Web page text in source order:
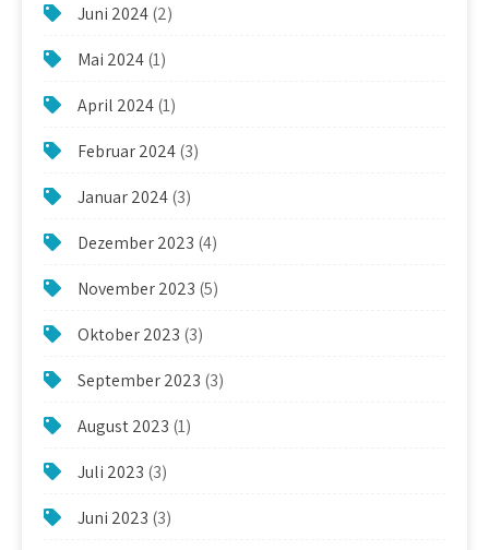
Juni 2024(2)
Mai 2024(1)
April 2024(1)
Februar 2024(3)
Januar 2024(3)
Dezember 2023 (4)
November 2023 (5)
Oktober 2023 (3)
September 2023 (3)
August 2023 (1)
Juli 2023 (3)
Juni 2023 (3)